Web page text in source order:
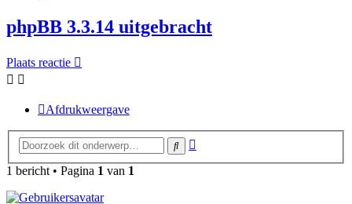
phpBB 3.3.14 uitgebracht
Plaats reactie
Afdrukweergave
Zoek
1 bericht • Pagina 1 van 1